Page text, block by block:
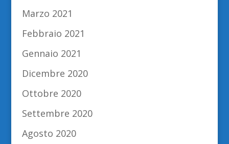
Marzo 2021
Febbraio 2021
Gennaio 2021
Dicembre 2020
Ottobre 2020
Settembre 2020
Agosto 2020